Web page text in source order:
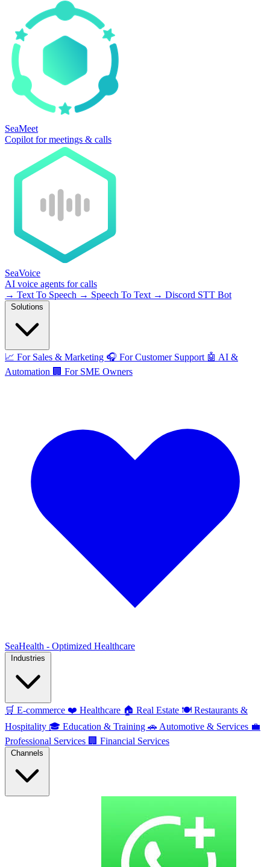
SeaMeet
Copilot for meetings & calls
SeaVoice
AI voice agents for calls
→ Text To Speech → Speech To Text → Discord STT Bot
📈 For Sales & Marketing 🎧 For Customer Support 🤖 AI &
Automation 🏢 For SME Owners
SeaHealth - Optimized Healthcare
🛒 E-commerce ❤️ Healthcare 🏠 Real Estate 🍽️ Restaurants &
Hospitality 🎓 Education & Training 🚗 Automotive & Services 💼
Professional Services 🏢 Financial Services